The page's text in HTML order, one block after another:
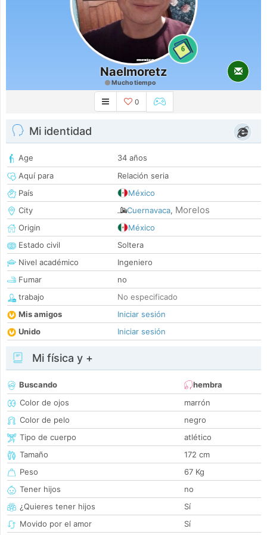
6
Naelmoretz
Mucho tiempo
0
Mi identidad
Age
34 años
Aquí para
Relación seria
País
México
City
Cuernavaca, Morelos
Origin
México
Estado civil
Soltera
Nivel académico
Ingeniero
Fumar
no
trabajo
No especificado
Mis amigos
Iniciar sesión
Unido
Iniciar sesión
Mi física y +
Buscando
hembra
Color de ojos
marrón
Color de pelo
negro
Tipo de cuerpo
atlético
Tamaño
172 cm
Peso
67 Kg
Tener hijos
no
¿Quieres tener hijos
Sí
Movido por el amor
Sí